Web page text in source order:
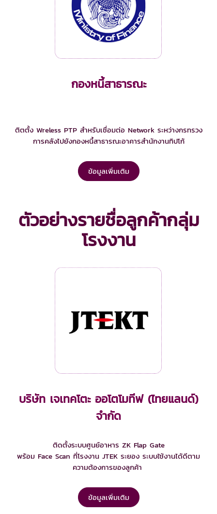
กองหนี้สาธารณะ
ติตตั้ง Wreless PTP สำหรับเชื่อมต่อ Network ระหว่างกรทรวง
การคลังไปยังกองหนึ้สาธารณะอาคารสำนักงานทิปโก้
ข้อมูลเพิ่มเติม
ตัวอย่างรายชื่อลูกค้ากลุ่ม
โรงงาน
บริษัท เจเทคโตะ ออโตโมทีฟ (ไทยแลนด์)
จำกัด
ติดตั้งระบบศูนย์อาหาร ZK Flap Gate
พร้อม Face Scan ที่โรงงาน JTEK ระยอง ระบบใช้งานได้ดีตาม
ความต้องการของลูกค้า
ข้อมูลเพิ่มเติม